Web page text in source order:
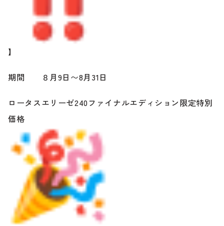
】
期間 ８月9日〜8月31日
ロータスエリーゼ240ファイナルエディション限定特別
価格